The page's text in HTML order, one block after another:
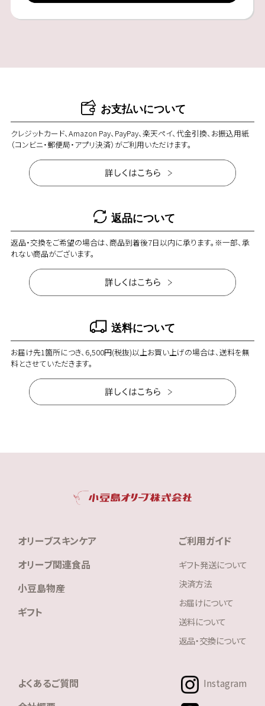
お支払いについて
クレジットカード、Amazon Pay、PayPay、楽天ペイ、代金引換、お振込用紙
（コンビニ・郵便局・アプリ決済）がご利用いただけます。
返品について
返品・交換をご希望の場合は、商品到着後7日以内に承ります。※一部、承
れない商品がございます。
送料について
お届け先1箇所につき、6,500円(税抜)以上お買い上げの場合は、送料を無
料とさせていただきます。
オリーブスキンケア
オリーブ関連食品
小豆島物産
ギフト
ご利用ガイド
ギフト発送について
決済方法
お届けについて
送料について
返品・交換について
よくあるご質問
Instagram